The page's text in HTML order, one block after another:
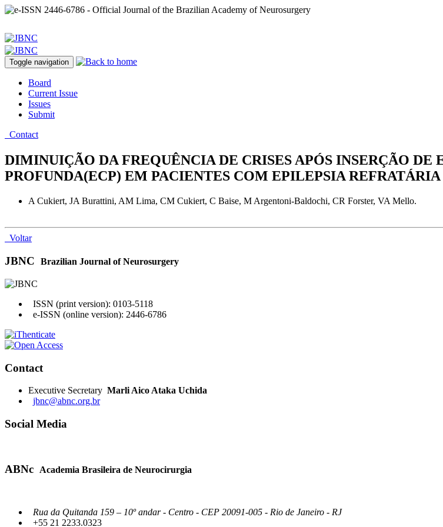
Toggle navigation
Board
Current Issue
Issues
Submit
Contact
DIMINUIÇÃO DA FREQUÊNCIA DE CRISES APÓS INSERÇÃO
PROFUNDA(ECP) EM PACIENTES COM EPILEPSIA
A Cukiert, JA Burattini, AM Lima, CM Cukiert, C Baise, M Argentoni-Baldochi, CR Forster, VA Mello.
Voltar
JBNC Brazilian Journal of Neurosurgery
ISSN (print version): 0103-5118
e-ISSN (online version): 2446-6786
Contact
Executive Secretary Marli Aico Ataka Uchida
jbnc@abnc.org.br
Social Media
ABNc Academia Brasileira de Neurocirurgia
Rua da Quitanda 159 – 10º andar - Centro - CEP 20091-005 - Rio de Janeiro - RJ
+55 21 2233.0323